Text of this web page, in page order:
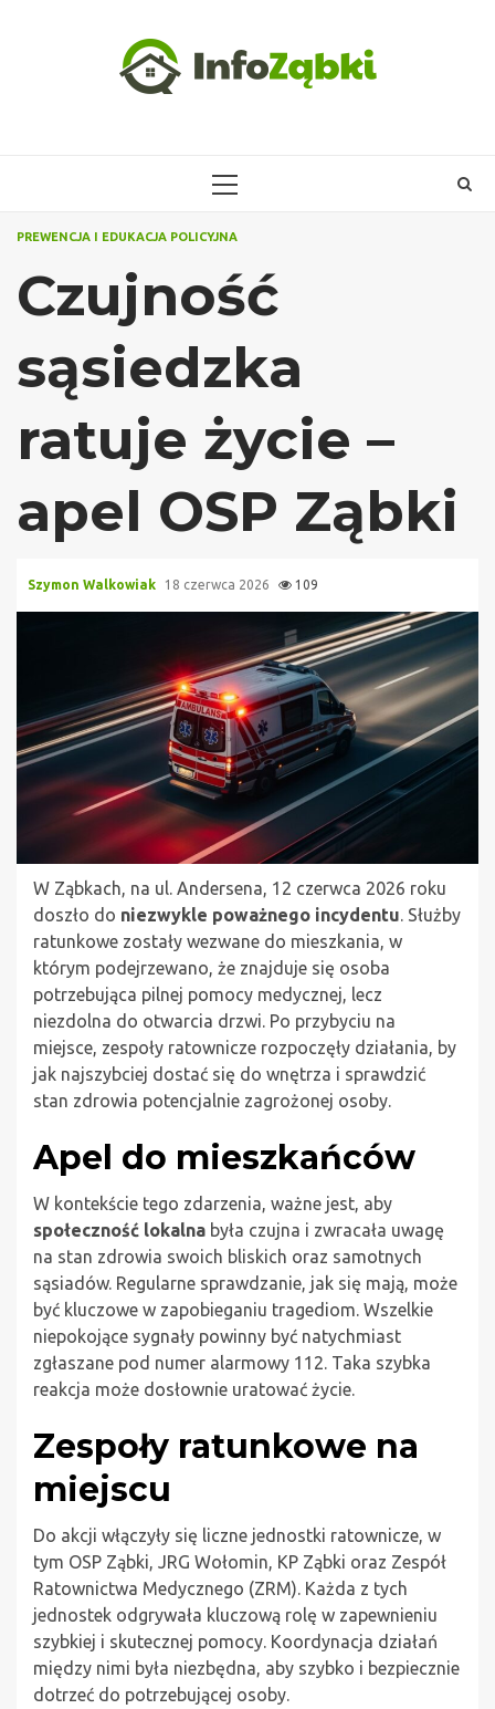
PRIMARY
PREWENCJA I EDUKACJA POLICYJNA
Czujność
sąsiedzka
ratuje życie –
apel OSP Ząbki
Szymon Walkowiak 18 czerwca 2026 109
W Ząbkach, na ul. Andersena, 12 czerwca 2026 roku
doszło do niezwykle poważnego incydentu. Służby
ratunkowe zostały wezwane do mieszkania, w
którym podejrzewano, że znajduje się osoba
potrzebująca pilnej pomocy medycznej, lecz
niezdolna do otwarcia drzwi. Po przybyciu na
miejsce, zespoły ratownicze rozpoczęły działania, by
jak najszybciej dostać się do wnętrza i sprawdzić
stan zdrowia potencjalnie zagrożonej osoby.
Apel do mieszkańców
W kontekście tego zdarzenia, ważne jest, aby
społeczność lokalna była czujna i zwracała uwagę
na stan zdrowia swoich bliskich oraz samotnych
sąsiadów. Regularne sprawdzanie, jak się mają, może
być kluczowe w zapobieganiu tragediom. Wszelkie
niepokojące sygnały powinny być natychmiast
zgłaszane pod numer alarmowy 112. Taka szybka
reakcja może dosłownie uratować życie.
Zespoły ratunkowe na
miejscu
Do akcji włączyły się liczne jednostki ratownicze, w
tym OSP Ząbki, JRG Wołomin, KP Ząbki oraz Zespół
Ratownictwa Medycznego (ZRM). Każda z tych
jednostek odgrywała kluczową rolę w zapewnieniu
szybkiej i skutecznej pomocy. Koordynacja działań
między nimi była niezbędna, aby szybko i bezpiecznie
dotrzeć do potrzebującej osoby.